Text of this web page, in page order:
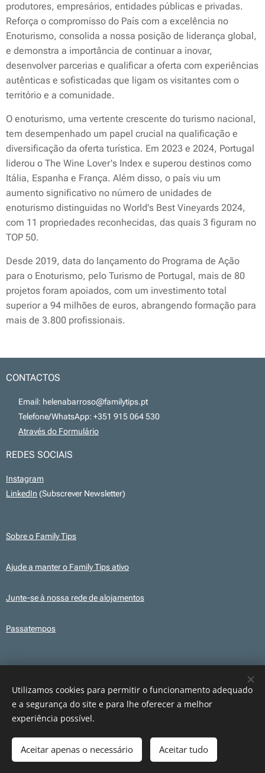
produtores, empresários, entidades públicas e privadas.
Reforça o compromisso do País com a excelência no
Enoturismo, consolida a nossa posição de liderança global,
e demonstra a importância de continuar a inovar,
desenvolver parcerias e qualificar a oferta com experiências
autênticas e sofisticadas que ligam os visitantes com o
território e a comunidade.
O enoturismo, uma vertente crescente do turismo nacional,
tem desempenhado um papel crucial na qualificação e
diversificação da oferta turística. Em 2023 e 2024, Portugal
liderou o The Wine Lover's Index e superou destinos como
Itália, Espanha e França. Além disso, o país viu um
aumento significativo no número de unidades de
enoturismo distinguidas no World's Best Vineyards 2024,
com 11 propriedades reconhecidas, das quais 3 figuram no
TOP 50.
Desde 2019, data do lançamento do Programa de Ação
para o Enoturismo, pelo Turismo de Portugal, mais de 80
projetos foram apoiados, com um investimento total
superior a 94 milhões de euros, abrangendo formação para
mais de 3.800 profissionais.
CONTACTOS
📧 Email: helenabarroso@familytips.pt
📞 Telefone/WhatsApp: +351 915 064 530
Através do Formulário
REDES SOCIAIS
Instagram
LinkedIn (Subscrever Newsletter)
Sobre o Family Tips
Ajude a manter o Family Tips ativo
Junte-se à nossa rede de alojamentos
Passatempos
Este site utiliza, em alguns conteúdos, ilustrações e elementos gráficos
criados com recurso a IA para fins ilustrativos. Os conteúdos publicados são
revistos e verificados antes da sua publicação.
Cookies
Utilizamos cookies para permitir o funcionamento adequado
e a segurança do site e para lhe oferecer a melhor
experiência possível.
Aceitar apenas o necessário Aceitar tudo